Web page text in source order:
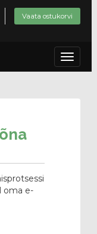
Vaata ostukorvi
Toggle
oma e-